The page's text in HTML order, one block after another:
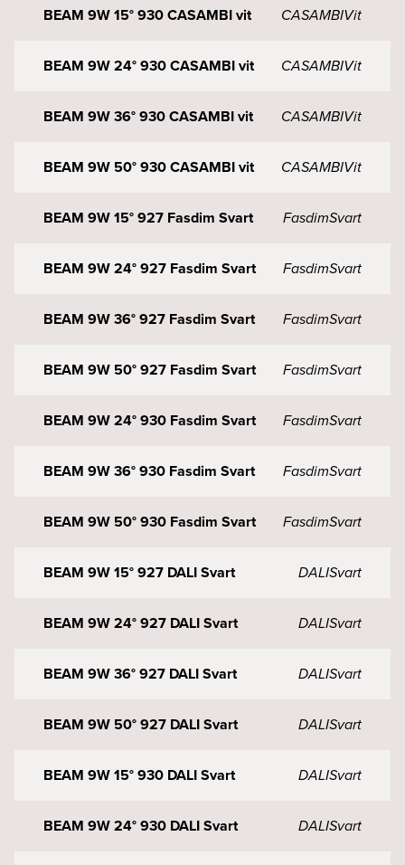
BEAM 9W 15° 930 CASAMBI vit CASAMBIVit
BEAM 9W 24° 930 CASAMBI vit CASAMBIVit
BEAM 9W 36° 930 CASAMBI vit CASAMBIVit
BEAM 9W 50° 930 CASAMBI vit CASAMBIVit
BEAM 9W 15° 927 Fasdim Svart FasdimSvart
BEAM 9W 24° 927 Fasdim Svart FasdimSvart
BEAM 9W 36° 927 Fasdim Svart FasdimSvart
BEAM 9W 50° 927 Fasdim Svart FasdimSvart
BEAM 9W 24° 930 Fasdim Svart FasdimSvart
BEAM 9W 36° 930 Fasdim Svart FasdimSvart
BEAM 9W 50° 930 Fasdim Svart FasdimSvart
BEAM 9W 15° 927 DALI Svart DALISvart
BEAM 9W 24° 927 DALI Svart DALISvart
BEAM 9W 36° 927 DALI Svart DALISvart
BEAM 9W 50° 927 DALI Svart DALISvart
BEAM 9W 15° 930 DALI Svart DALISvart
BEAM 9W 24° 930 DALI Svart DALISvart